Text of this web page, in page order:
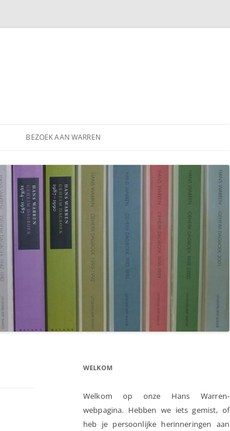
BEZOEK AAN WARREN
WELKOM
Welkom op onze Hans Warren-
webpagina. Hebben we iets gemist, of
heb je persoonlijke herinneringen aan